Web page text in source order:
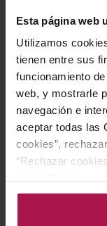
Esta página web
Utilizamos
tienen entre sus
funcionamiento
web, y mostrarle
navegación e
aceptar todas las
cookies”,
“Rechazar
acceda a nuestra
información
aceitunas o
realzan los
equilibrio y
La historia de la
Noia. Durante la